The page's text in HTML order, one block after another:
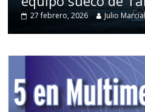
27 febrero, 2026 Julio